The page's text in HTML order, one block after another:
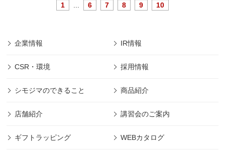
1 6 7 8 9 10
企業情報 IR情報
CSR・環境 採用情報
シモジマのできること 商品紹介
店舗紹介 講習会のご案内
ギフトラッピング WEBカタログ